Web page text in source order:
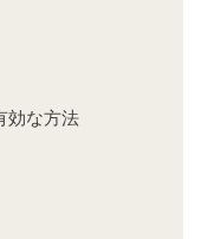
効な方法